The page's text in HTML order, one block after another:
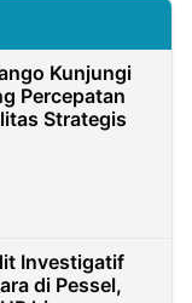
Kunjungi
Percepatan
Strategis
Investigatif
di Pessel,